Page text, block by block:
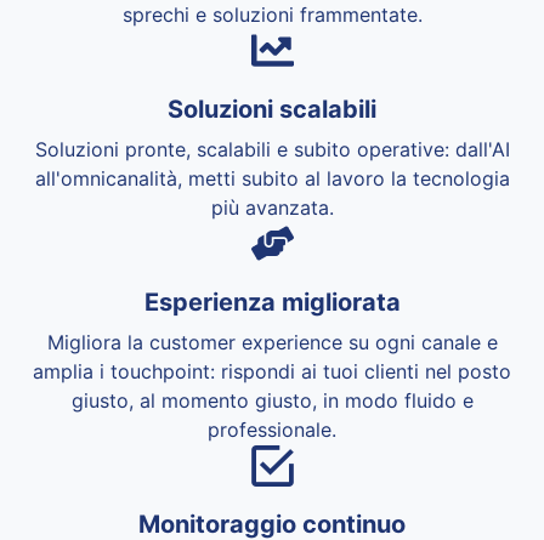
sprechi e soluzioni frammentate.
Soluzioni scalabili
Soluzioni pronte, scalabili e subito operative: dall'AI
all'omnicanalità, metti subito al lavoro la tecnologia
più avanzata.
Esperienza migliorata
Migliora la customer experience su ogni canale e
amplia i touchpoint: rispondi ai tuoi clienti nel posto
giusto, al momento giusto, in modo fluido e
professionale.
Monitoraggio continuo